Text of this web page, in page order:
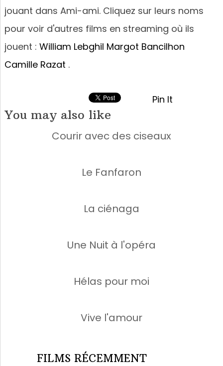
jouant dans Ami-ami. Cliquez sur leurs noms
pour voir d'autres films en streaming où ils
jouent : William Lebghil Margot Bancilhon
Camille Razat .
Pin It
You may also like
Courir avec des ciseaux
Le Fanfaron
La ciénaga
Une Nuit à l'opéra
Hélas pour moi
Vive l'amour
FILMS RÉCEMMENT